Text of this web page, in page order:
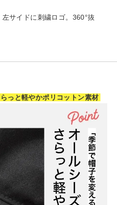
サイドに刺繍ロゴ。360°抜
っと軽やかポリコットン素材